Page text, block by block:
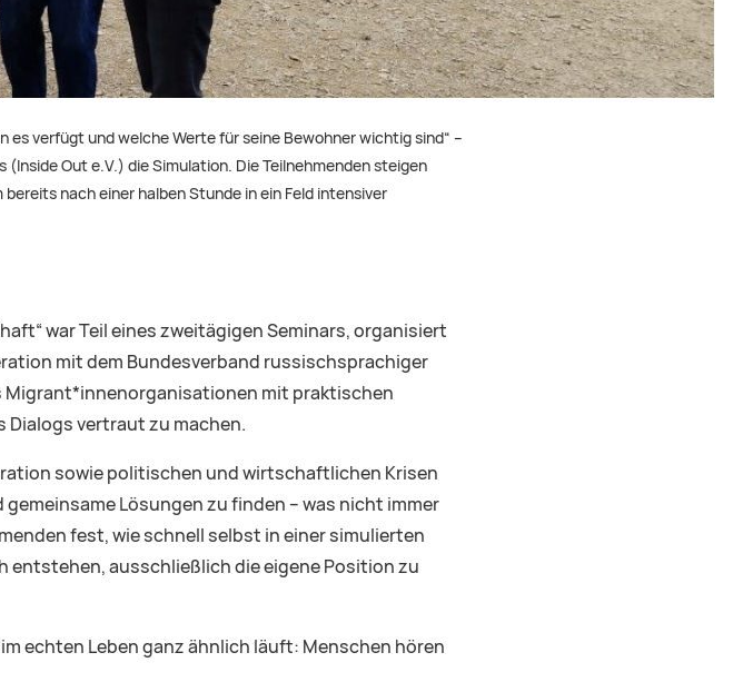
es verfügt und welche Werte für seine Bewohner wichtig sind“ –
Out e.V.) die Simulation. Die Teilnehmenden steigen
nach einer halben Stunde in ein Feld intensiver
war Teil eines zweitägigen Seminars, organisiert
mit dem Bundesverband russischsprachiger
Migrant*innenorganisationen mit praktischen
Dialogs vertraut zu machen.
sowie politischen und wirtschaftlichen Krisen
Lösungen zu finden – was nicht immer
fest, wie schnell selbst in einer simulierten
ausschließlich die eigene Position zu
echten Leben ganz ähnlich läuft: Menschen hören